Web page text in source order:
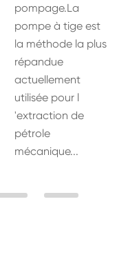
pompage.La
pompe à tige est
la méthode la plus
répandue
actuellement
utilisée pour l
'extraction de
pétrole
mécanique...